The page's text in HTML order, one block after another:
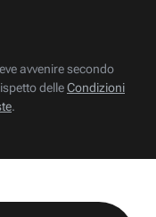
avvenire secondo
delleCondizioni
.